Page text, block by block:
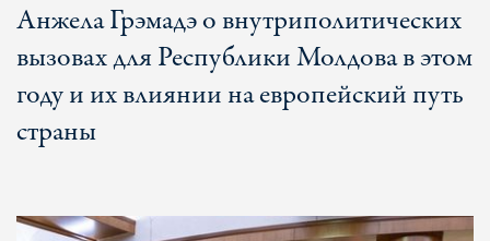
Анжела Грэмадэ о внутриполитических
вызовах для Республики Молдова в этом
году и их влиянии на европейский путь
страны